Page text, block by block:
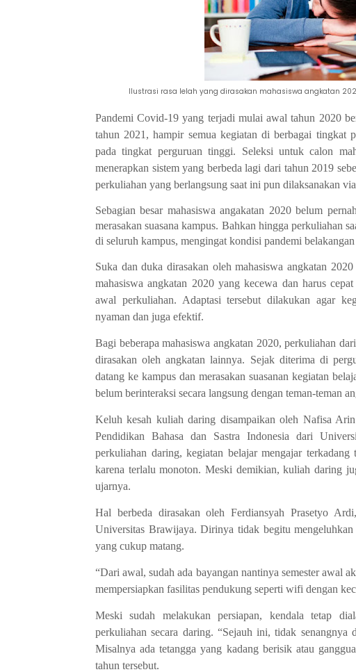
Ilustrasi rasa lelah yang dirasakan mahasiswa angkatan
Pandemi Covid-19 yang terjadi mulai awal tahun 2020
tahun 2021, hampir semua kegiatan di berbagai tingkat
pada tingkat perguruan tinggi. Seleksi untuk calon
menerapkan sistem yang berbeda lagi dari tahun 2019
perkuliahan yang berlangsung saat ini pun dilaksanakan
Sebagian besar mahasiswa angakatan 2020 belum
merasakan suasana kampus. Bahkan hingga perkuliahan
di seluruh kampus, mengingat kondisi pandemi
Suka dan duka dirasakan oleh mahasiswa angkatan
mahasiswa angkatan 2020 yang kecewa dan harus
awal perkuliahan. Adaptasi tersebut dilakukan agar
nyaman dan juga efektif.
Bagi beberapa mahasiswa angkatan 2020, perkuliahan
dirasakan oleh angkatan lainnya. Sejak diterima di
datang ke kampus dan merasakan suasanan kegiatan
belum berinteraksi secara langsung dengan teman-teman
Keluh kesah kuliah daring disampaikan oleh Nafisa
Pendidikan Bahasa dan Sastra Indonesia dari
perkuliahan daring, kegiatan belajar mengajar terkadang
karena terlalu monoton. Meski demikian, kuliah daring
ujarnya.
Hal berbeda dirasakan oleh Ferdiansyah Prasetyo
Universitas Brawijaya. Dirinya tidak begitu
yang cukup matang.
“Dari awal, sudah ada bayangan nantinya semester awal
mempersiapkan fasilitas pendukung seperti wifi dengan
Meskisudah melakukanpersiapan, kendala tetap
perkuliahan secara daring. “Sejauh ini, tidak
Misalnya ada tetangga yang kadang berisik atau
tahun tersebut.